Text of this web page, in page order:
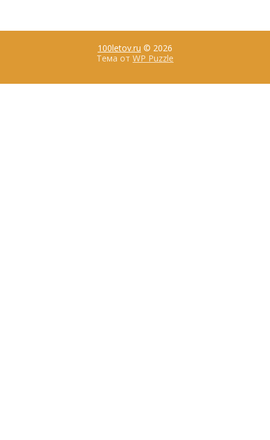
100letov.ru © 2026
Тема от WP Puzzle